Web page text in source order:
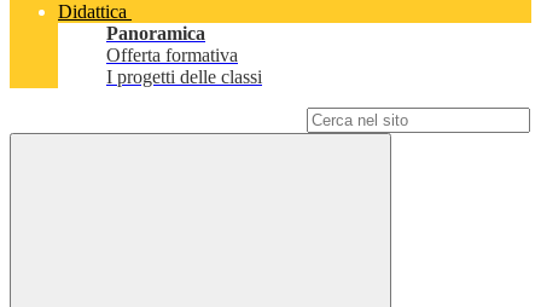
Didattica
Panoramica
Offerta formativa
I progetti delle classi